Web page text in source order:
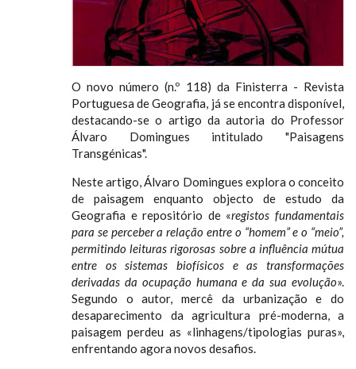
O novo número (n.º 118) da Finisterra - Revista
Portuguesa de Geografia, já se encontra disponível,
destacando-se o artigo da autoria do Professor
Álvaro Domingues intitulado "Paisagens
Transgénicas".
Neste artigo, Álvaro Domingues explora o conceito
de paisagem enquanto objecto de estudo da
Geografia e repositório de «registos fundamentais
para se perceber a relação entre o “homem” e o “meio”,
permitindo leituras rigorosas sobre a influência mútua
entre os sistemas biofísicos e as transformações
derivadas da ocupação humana e da sua evolução».
Segundo o autor, mercê da urbanização e do
desaparecimento da agricultura pré-moderna, a
paisagem perdeu as «linhagens/tipologias puras»,
enfrentando agora novos desafios.